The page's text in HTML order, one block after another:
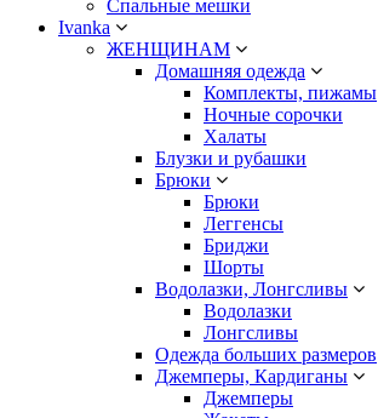
Спальные мешки
Ivanka
ЖЕНЩИНАМ
Домашняя одежда
Комплекты, пижамы
Ночные сорочки
Халаты
Блузки и рубашки
Брюки
Брюки
Леггенсы
Бриджи
Шорты
Водолазки, Лонгсливы
Водолазки
Лонгсливы
Одежда больших размеров
Джемперы, Кардиганы
Джемперы